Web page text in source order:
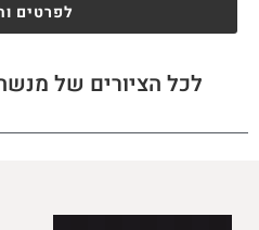
לפרטים
לכל הציורים של